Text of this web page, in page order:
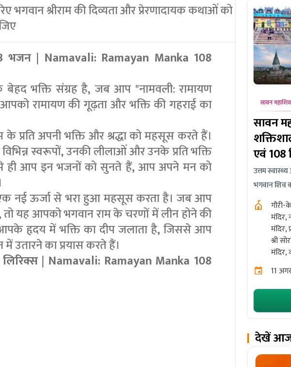
भगवान श्रीराम की दिव्यता और प्रेरणादायक कथाओं को
भजन | Namavali: Ramayan Manka 108
भक्ति संग्रह है, जब आप "नामवली: रामायण
रामायण की गूढ़ता और भक्ति की गहराई का
प्रति अपनी भक्ति और श्रद्धा को महसूस करते हैं।
स्वरूपों, उनकी लीलाओं और उनके प्रति भक्ति
ही आप इन भजनों को सुनते हैं, आप अपने मन को
नई ऊर्जा से भरा हुआ महसूस करता है। जब आप
यह आपको भगवान राम के चरणों में लीन होने की
आपके हृदय में भक्ति का दीप जलाता है, जिससे आप
उतारने का प्रयास करते हैं।
| Namavali: Ramayan Manka 108
सावन महाशिवरात्रि विशेष – काशी के 8 शिवालयों की संयुक्त महापूजा
शक्तिशाली शिव मंदिरों में रुद्राभिषेक
एवं 108 बिल्व पत्र अर्चना महापूजा
उत्तम स्वास्थ्य और नकारात्मक प्रभावों से रक्षा के लिए
गौरी-केदारेश्वर महादेव मंदिर, ओंकारेश्वर महादेव
मंदिर, नीलकंठ महादेव मंदिर, महामृत्युंजय महादेव
मंदिर, प्राचीन पंच रत्न मंदिर, मार्कण्डेय महादेव मंदिर,
श्री सोरहिया महादेव मंदिर, श्री मनकामेश्वर महादेव
मंदिर, काशी, उत्तर प्रदेश
11 अगस्त, मंगलवार, सावन कृष्ण चतुर्दशी
उत्तम
देखें आज